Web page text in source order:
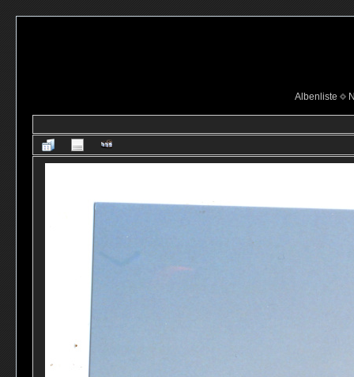
Albenliste